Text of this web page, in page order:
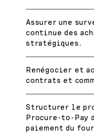
Assurer une
continue des
stratégiques.
Renégocier et
contrats et
Structurer le
Procure-to-Pay
paiement du